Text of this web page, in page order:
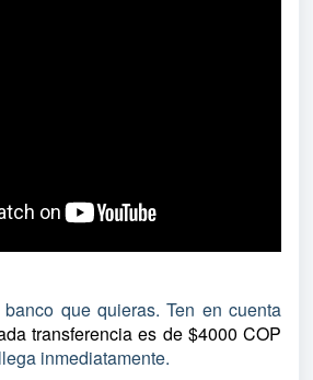
que quieras. Ten en cuenta
transferencia es de $4000 COP
inmediatamente.